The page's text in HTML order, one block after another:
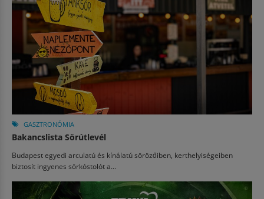
GASZTRONÓMIA
Bakancslista Sörútlevél
Budapest egyedi arculatú és kínálatú sörözőiben, kerthelyiségeiben
biztosít ingyenes sörkóstolót a...